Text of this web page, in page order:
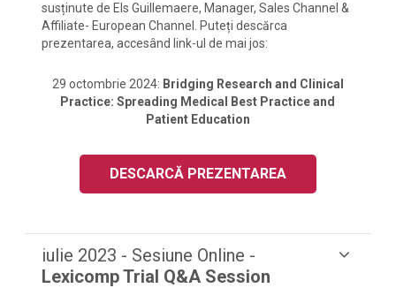
susținute de Els Guillemaere, Manager, Sales Channel &
Affiliate- European Channel.
Puteți descărca
prezentarea, accesând link-ul de mai jos:
29 octombrie 2024: Bridging Research and Clinical
Practice: Spreading Medical Best Practice and
Patient Education
DESCARCĂ PREZENTAREA
iulie 2023 - Sesiune Online -
Lexicomp Trial Q&A Session